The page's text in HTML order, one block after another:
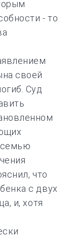
- то
своей
Суд
семью
что
с двух
и, хотя